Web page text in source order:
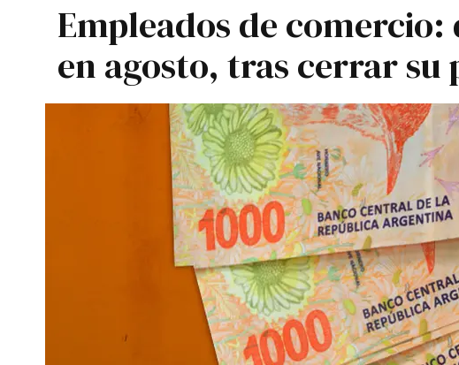
Empleados de
en agosto, tras cerrar